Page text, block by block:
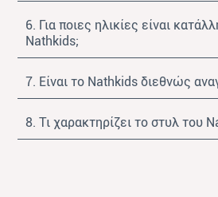
6. Για ποιες ηλικίες είναι
Nathkids;
7. Είναι το Nathkids διεθνώς
8. Τι χαρακτηρίζει το στυλ του